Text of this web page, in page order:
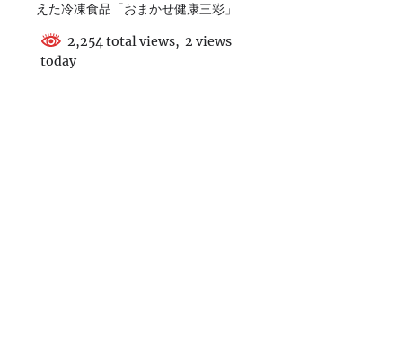
えた冷凍食品「おまかせ健康三彩」
2,254 total views, 2 views
today